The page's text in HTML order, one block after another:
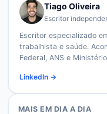
Tiago Oliveira
Escritor
Escritor especializado
trabalhista e saúde.
Federal, ANS e
LinkedIn →
MAIS EM DIA A DIA